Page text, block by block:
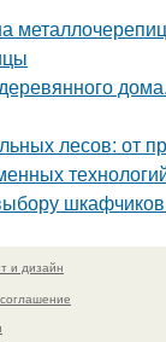
лесов: от
и дизайн